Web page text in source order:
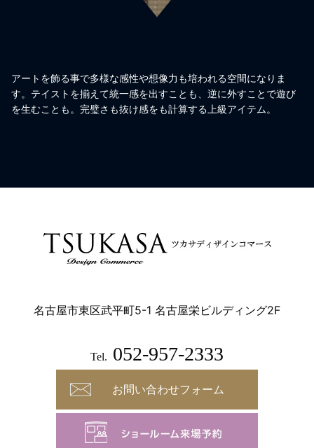
アートを飾る事で多様な感性や想像力も培われる空間になりま
す。テイストを揃えて統一感を出すことも、逆に外すことで遊び
を生むことも。完璧さも抜け感をも計算する上級アイテム。
名古屋市東区武平町5-1 名古屋栄ビルディング2F
Tel. 052-957-2333
お問い合わせフォーム